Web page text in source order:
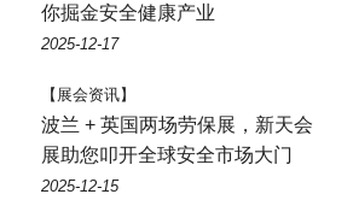
你掘金安全健康产业
2025-12-17
【展会资讯】
波兰 + 英国两场劳保展，新天会
展助您叩开全球安全市场大门
2025-12-15